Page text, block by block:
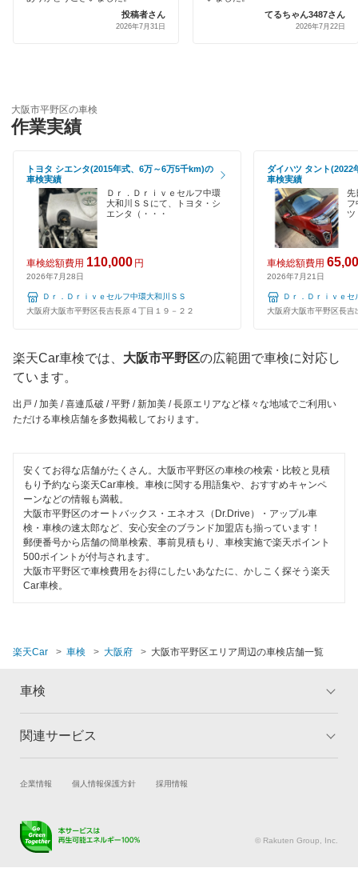
大阪市浪速区
大阪市西成区
大阪市西淀川区
大阪市東住吉区
大阪市東成区
大阪市東淀川区
大阪市港区
大阪市都島区
大阪市
閉じる
ハイブリッド車OK
120分以内の車検
1日車検
夜間受付
整備保証
1級整備士在籍
コンピューター診断
ミタニ車検
GTNET×カフェ車検
キグナス車検
上原B-cle車検
ホリデー車検
マッハ車検
トヨタディーラー
安心WE！車検
閉じる
投稿者さん
2026年7月31日
てるちゃん3487さん
2026年7月22日
大阪市平野区の車検
作業実績
トヨタ シエンタ(2015年式、6万～6万5千km)の
車検実績
Ｄｒ．Ｄｒｉｖｅセルフ中環
大和川ＳＳにて、トヨタ・シ
エンタ（・・・
車検総額費用 110,000 円
2026年7月28日
Ｄｒ．Ｄｒｉｖｅセルフ中環大和川ＳＳ
大阪府大阪市平野区長吉長原４丁目１９－２２
ダイハツ タント(2022
車検実績
先
フ
ツ
車検総額費用
2026年7月21日
Ｄｒ．Ｄｒｉｖｅセ
大阪府大阪市平野区長吉
楽天Car車検では、 大阪市平野区の広範囲で車検に対応し
ています。
出戸 / 加美 / 喜連瓜破 / 平野 / 新加美 / 長原エリアなど様々な地域でご利用い
ただける車検店舗を多数掲載しております。
安くてお得な店舗がたくさん。大阪市平野区の車検の検索・比較と見積
もり予約なら楽天Car車検。車検に関する用語集や、おすすめキャンペ
ーンなどの情報も満載。
大阪市平野区のオートバックス・エネオス（Dr.Drive）・アップル車
検・車検の速太郎など、安心安全のブランド加盟店も揃っています！
郵便番号から店舗の簡単検索、事前見積もり、車検実施で楽天ポイント
500ポイントが付与されます。
大阪市平野区で車検費用をお得にしたいあなたに、かしこく探そう楽天
Car車検。
楽天Car 車検 大阪府 大阪市平野区エリア周辺の車検店舗一覧
車検
トップ
車検の基礎知識 キャンペーン一覧
関連サービス
試乗・商談 新車購入
キズ修理予約
メンテナンス管理
企業情報 個人情報保護方針 採用情報
© Rakuten Group, Inc.